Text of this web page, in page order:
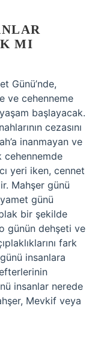
MI
Günü’nde,
ve cehenneme
başlayacak.
cezasını
inanmayan ve
cehennemde
yeri iken, cennet
Mahşer günü
günü
bir şekilde
günün dehşeti ve
fark
insanlara
insanlar nerede
Mevkif veya